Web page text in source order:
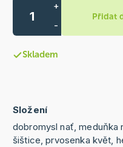
+
-
Přidat
Skladem
Složení
dobromysl nať, meduňka
šištice, prvosenka květ,